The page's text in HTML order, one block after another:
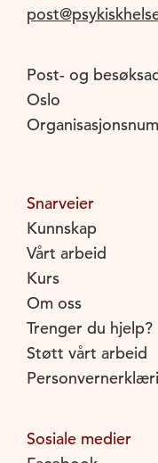
Post- og
Oslo
Snarveier
Kunnskap
Vårt arbeid
Kurs
Om oss
Trenger du hjelp?
Støtt vårt arbeid
Sosiale medier